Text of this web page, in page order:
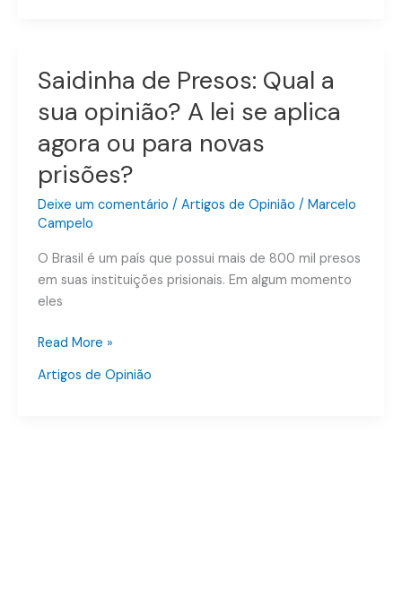
Saidinha de Presos: Qual a
sua opinião? A lei se aplica
agora ou para novas
prisões?
Deixe um comentário / Artigos de Opinião / Marcelo
Campelo
O Brasil é um país que possui mais de 800 mil presos
em suas instituições prisionais. Em algum momento
eles
Saidinha
Presos:
Qual
sua
opinião?
A
se
aplica
agora
novas
Read More »
Artigos de Opinião